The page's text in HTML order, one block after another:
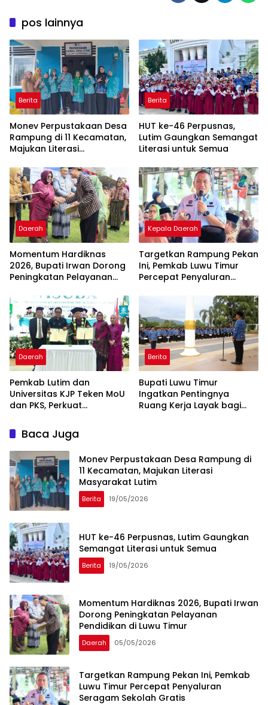
pos lainnya
Berita
Monev Perpustakaan Desa
Rampung di 11 Kecamatan,
Majukan Literasi
Berita
HUT ke-46 Perpusnas,
Lutim Gaungkan Semangat
Literasi untuk Semua
Daerah
Momentum Hardiknas
2026, Bupati Irwan Dorong
Peningkatan Pelayanan
Kepala Daerah
Targetkan Rampung Pekan
Ini, Pemkab Luwu Timur
Percepat Penyaluran
Daerah
Pemkab Lutim dan
Universitas KJP Teken MoU
dan PKS, Perkuat
Berbasis Riset
Berita
Bupati Luwu Timur
Ingatkan Pentingnya
Ruang Kerja Layak bagi
Baca Juga
Monev Perpustakaan Desa Rampung di
11 Kecamatan, Majukan Literasi
Masyarakat Lutim
Berita 19/05/2026
HUT ke-46 Perpusnas, Lutim Gaungkan
Semangat Literasi untuk Semua
Berita 19/05/2026
Momentum Hardiknas 2026, Bupati Irwan
Dorong Peningkatan Pelayanan
Pendidikan di Luwu Timur
Daerah 05/05/2026
Targetkan Rampung Pekan Ini, Pemkab
Luwu Timur Percepat Penyaluran
Seragam Sekolah Gratis